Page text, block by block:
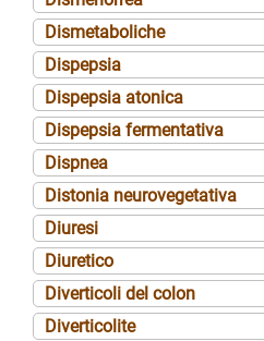
Dismetaboliche
Dispepsia
Dispepsia atonica
Dispepsia fermentativa
Dispnea
Distonia neurovegetativa
Diuresi
Diuretico
Diverticoli del colon
Diverticolite